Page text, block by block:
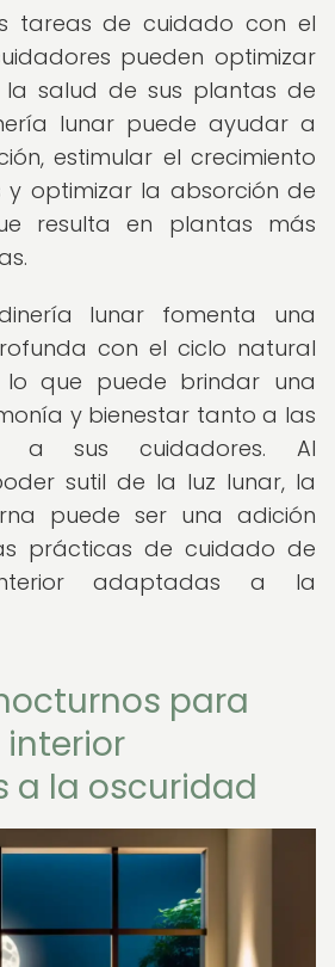
tareas de cuidado con el
pueden optimizar
la salud de sus plantas de
lunar puede ayudar a
estimular el crecimiento
y optimizar la absorción de
resulta en plantas más
lunar fomenta una
con el ciclo natural
que puede brindar una
y bienestar tanto a las
a sus cuidadores. Al
sutil de la luz lunar, la
puede ser una adición
prácticas de cuidado de
adaptadas a la
para
a la oscuridad